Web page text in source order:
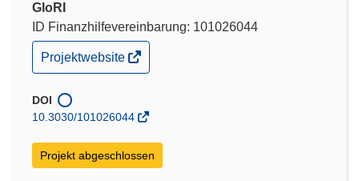
GloRI
ID Finanzhilfevereinbarung: 101026044
(öffnet
in
Fenster)
Projektwebsite
DOI
10.3030/101026044
Projekt abgeschlossen